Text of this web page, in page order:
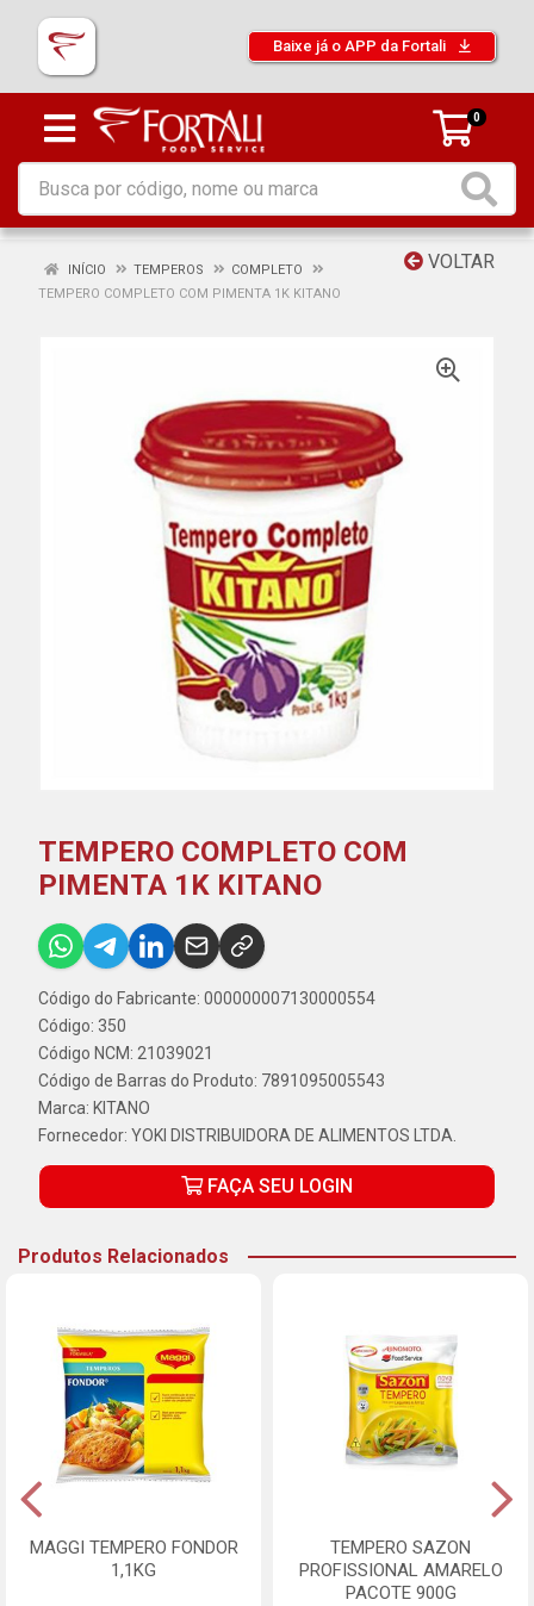
Baixe já o APP da Fortali
0
VOLTAR
INÍCIO TEMPEROS
COMPLETO
TEMPERO COMPLETO COM PIMENTA 1K KITANO
TEMPERO COMPLETO COM
PIMENTA 1K KITANO
Código do Fabricante: 000000007130000554
Código: 350
Código NCM: 21039021
Código de Barras do Produto: 7891095005543
Marca: KITANO
Fornecedor: YOKI DISTRIBUIDORA DE ALIMENTOS LTDA.
FAÇA SEU LOGIN
Produtos Relacionados
MAGGI TEMPERO FONDOR
1,1KG
TEMPERO SAZON
PROFISSIONAL AMARELO
PACOTE 900G